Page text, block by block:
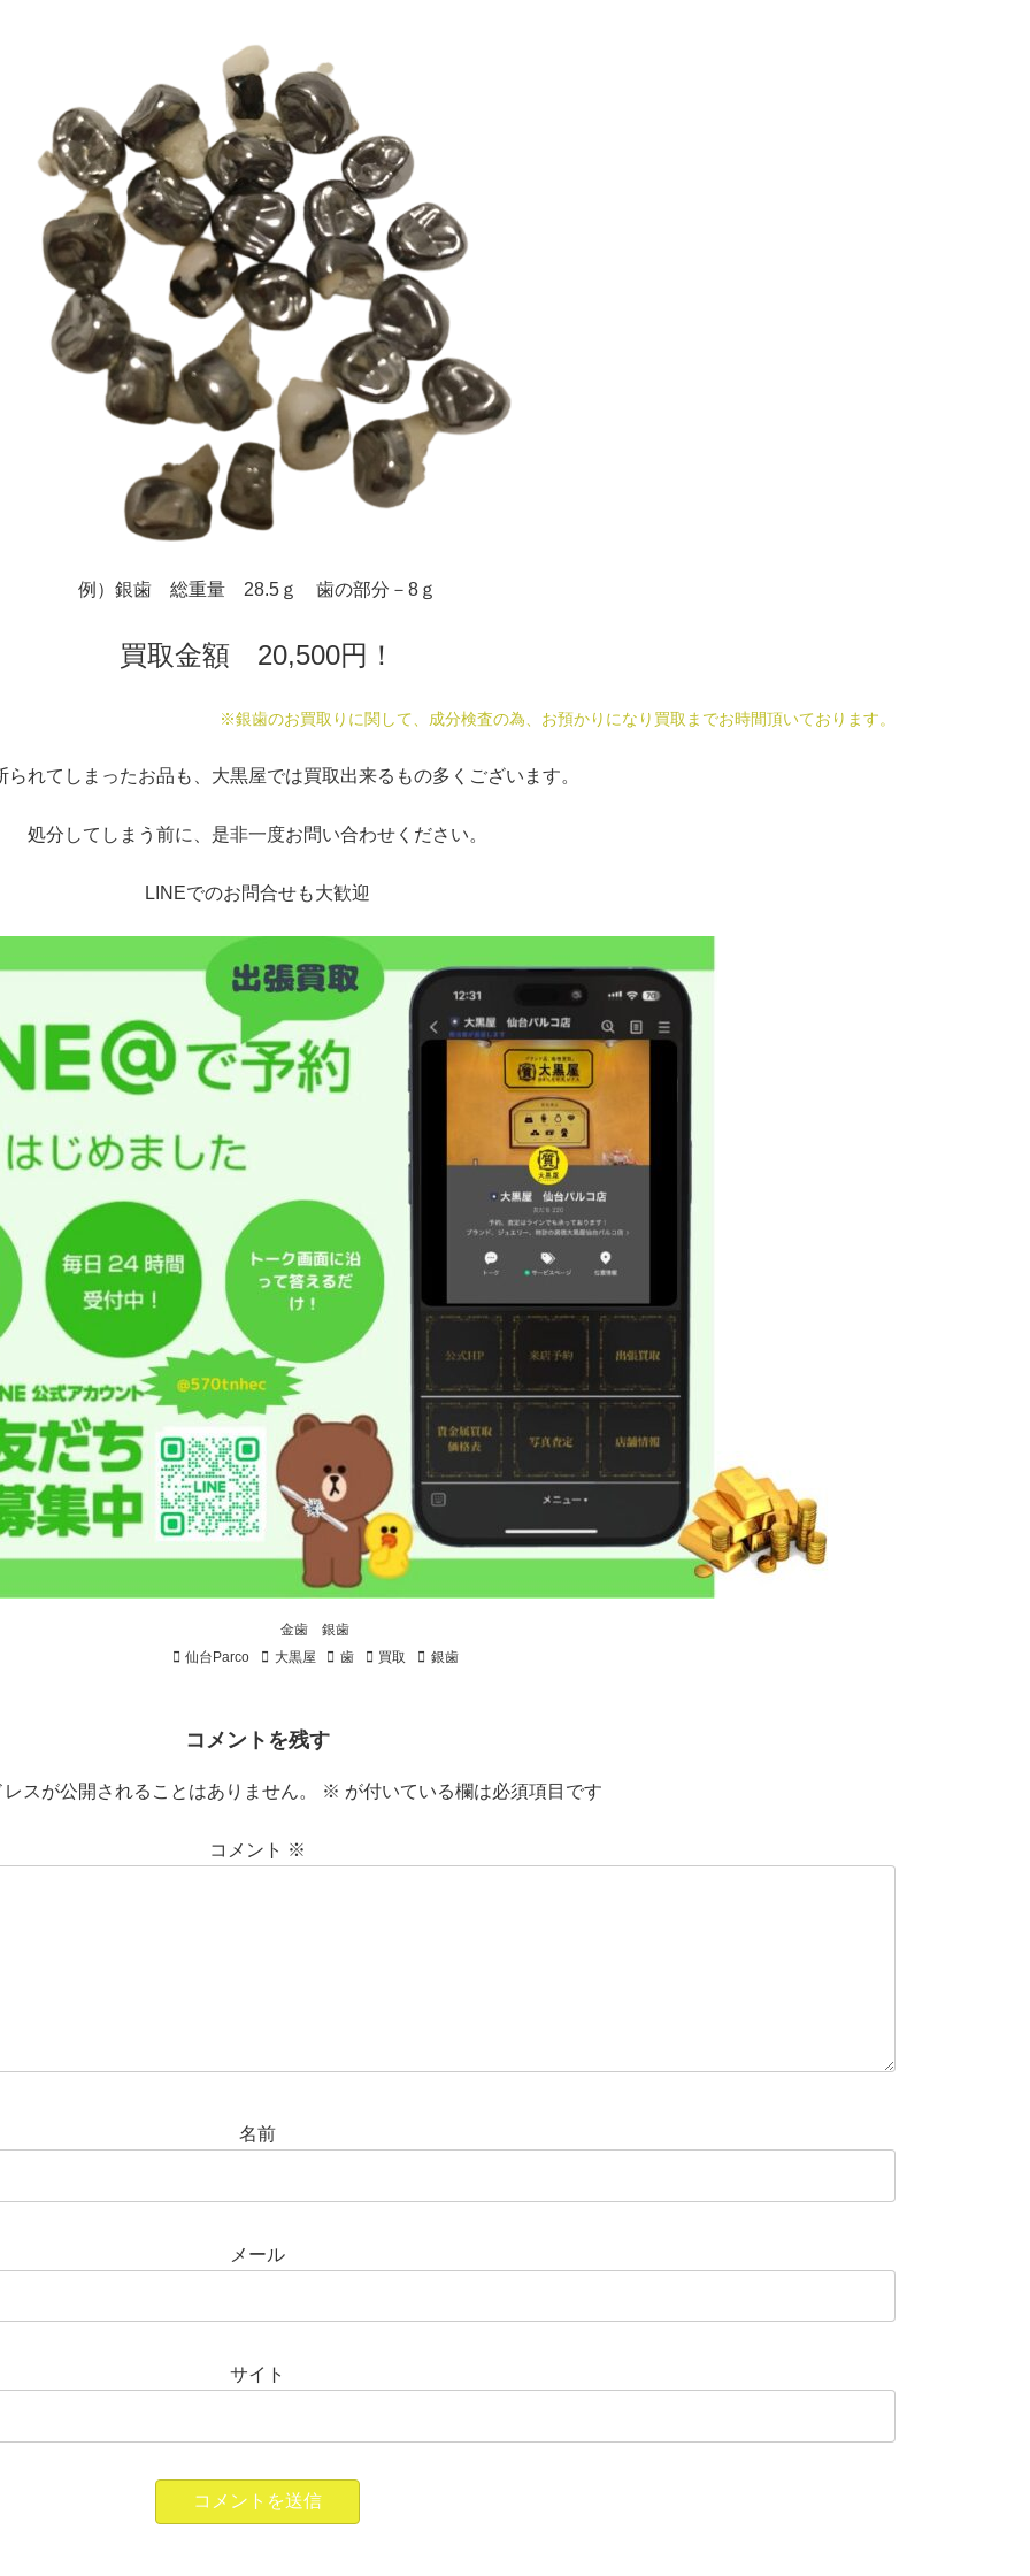
例）銀歯 総重量 28.5ｇ 歯の部分－8ｇ
買取金額 20,500円！
※銀歯のお買取りに関して、成分検査の為、お預かりになり買取までお時間頂いております。
られてしまったお品も、大黒屋では買取出来るもの多くございます。
処分してしまう前に、是非一度お問い合わせください。
LINEでのお問合せも大歓迎
金歯 銀歯
仙台Parco
大黒屋 歯 買取 銀歯
コメントを残す
スが公開されることはありません。 ※ が付いている欄は必須項目です
コメント ※
名前
メール
サイト